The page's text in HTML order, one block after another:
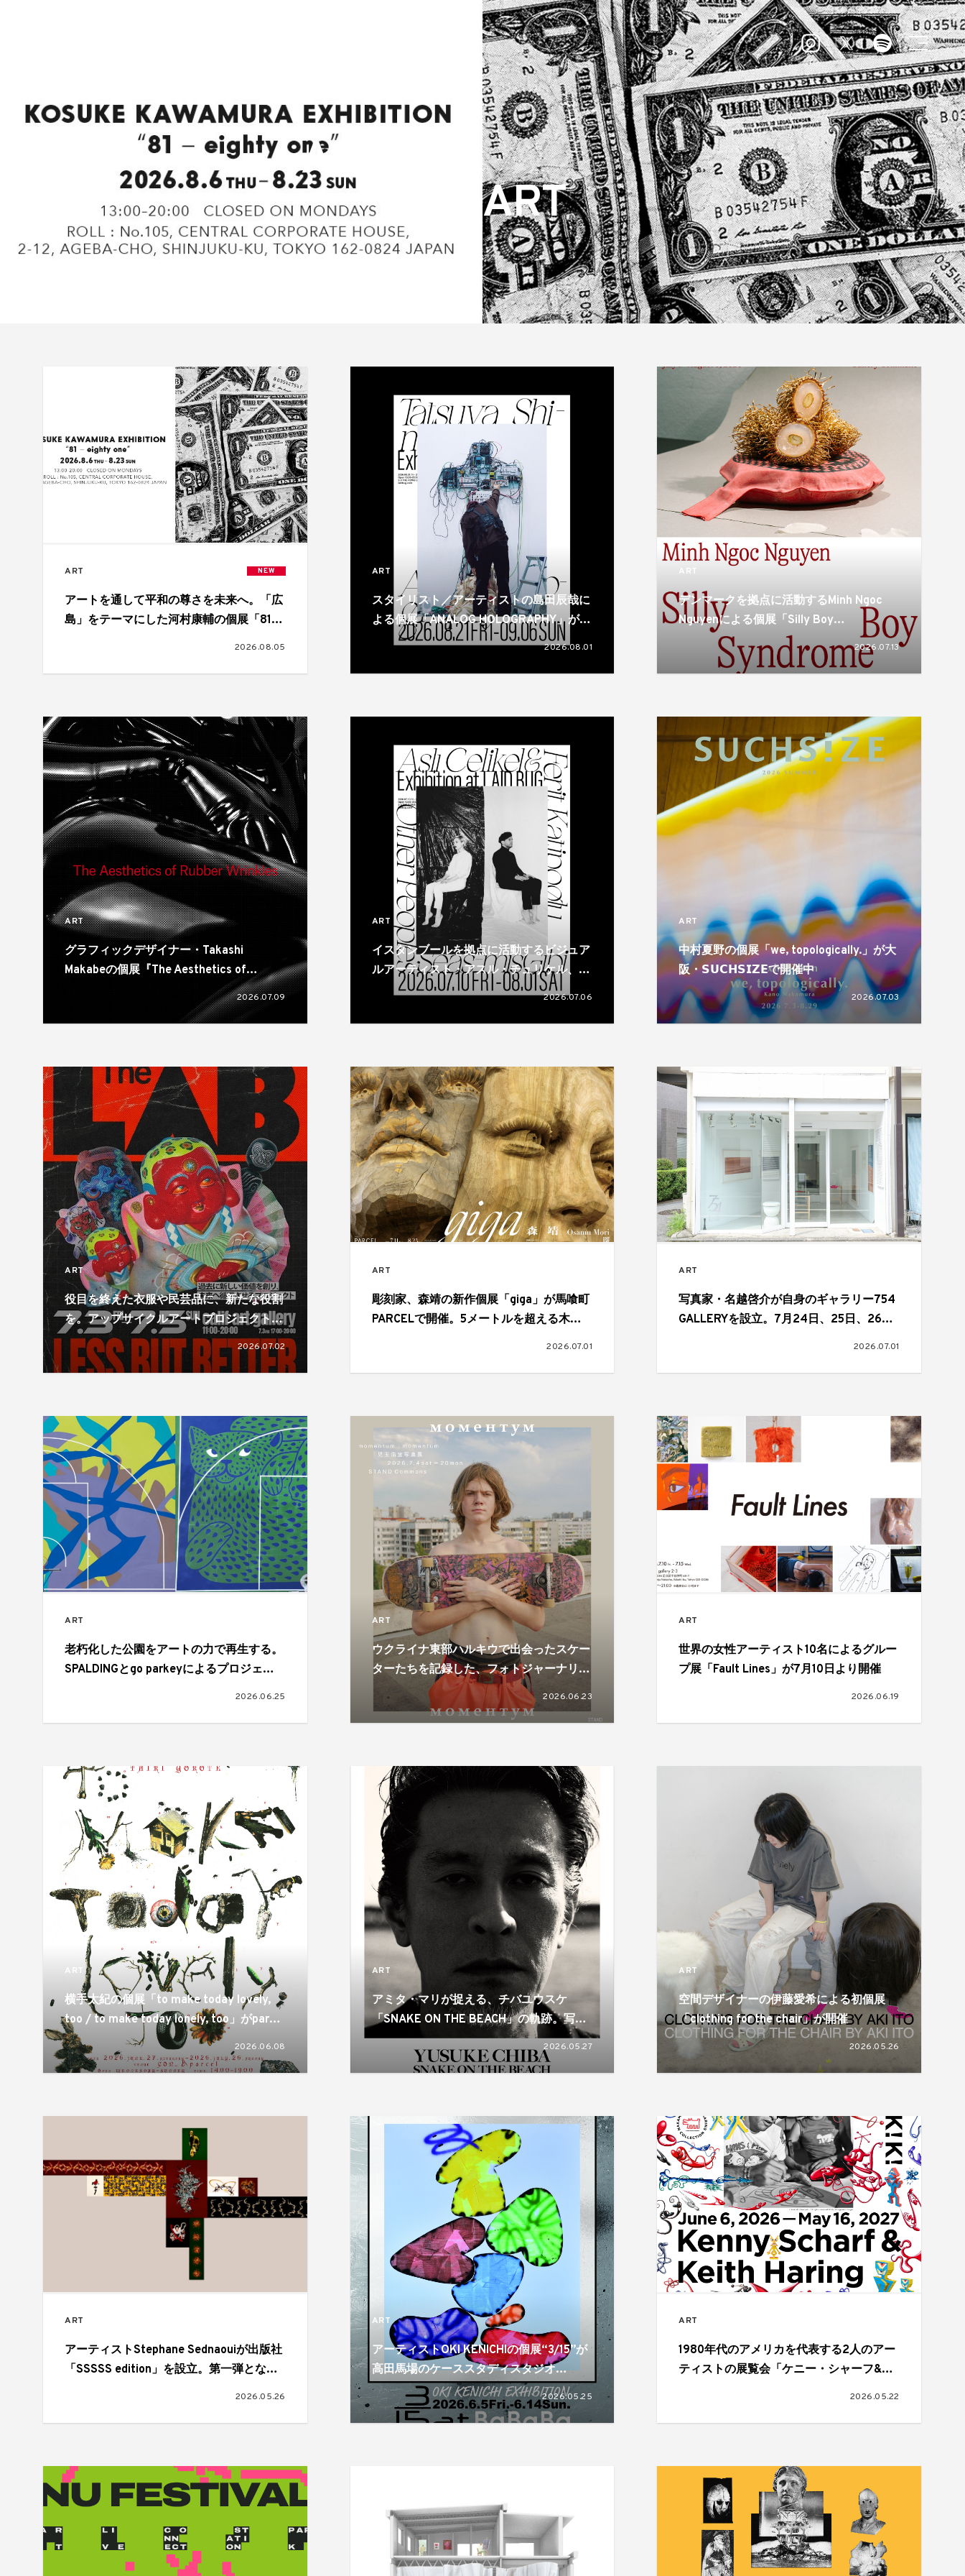
ARCHIVE
ART
ART NEW
アートを通して平和の尊さを未来へ。「広
島」をテーマにした河村康輔の個展「81 –
2026.08.05
ART
スタイリスト／アーティストの島田辰哉に
よる個展「ANALOG HOLOGRAPHY」が代
官山で開催
2026.08.01
ART
デンマークを拠点に活動するMinh Ngoc
Nguyenによる個展「Silly Boy
Syndrome」がgallery communeで開催。
揺れ動き、形づくられるアイデンティティ
のあり方を描き出す
2026.07.13
ART
グラフィックデザイナー・Takashi
Makabeの個展『The Aesthetics of
Rubber Wrinkles』が奈良のsonatineで開
2026.07.09
ART
イスタンブールを拠点に活動するビジュア
ルアーティスト・アスル・チュリケル、フ
ェリット・カティポールのデュオ展が開催
2026.07.06
ART
中村夏野の個展「we, topologically.」が大
阪・𝗦𝗨𝗖𝗛𝗦𝗜𝗭𝗘で開催中
2026.07.03
ART
役目を終えた衣服や民芸品に、新たな役割
を。アップサイクルアートプロジェクト
「LESS, BUT BETTER」による展覧会が開
2026.07.02
ART
彫刻家、森靖の新作個展「giga」が馬喰町
PARCELで開催。5メートルを超える木彫
2026.07.01
ART
写真家・名越啓介が自身のギャラリー754
GALLERYを設立。7月24日、25日、26日
2026.07.01
ART
老朽化した公園をアートの力で再生する。
SPALDINGとgo parkeyによるプロジェク
2026.06.25
ART
ウクライナ東部ハルキウで出会ったスケー
ターたちを記録した、フォトジャーナリス
ト児玉浩宜の写真展が開催
2026.06.23
ART
世界の女性アーティスト10名によるグルー
プ展「Fault Lines」が7月10日より開催
2026.06.19
ART
横手太紀の個展「to make today lovely,
too / to make today lonely, too」がparcel
とCON_の2会場で開催。同じものが視点ひ
とつで反転するという両義性が静かに差し
出される
2026.06.08
ART
アミタ・マリが捉える、チバユウスケ
「SNAKE ON THE BEACH」の軌跡。写真
集発売＆写真展開催
2026.05.27
ART
空間デザイナーの伊藤愛希による初個展
「clothing for the chair」が開催
2026.05.26
ART
アーティストStephane Sednaouiが出版社
「SSSSS edition」を設立。第一弾となる
2026.05.26
ART
アーティストOKI KENICHIの個展“3/15”が
高田馬場のケーススタディスタジオ
BaBaBaで6月5日より開催
2026.05.25
ART
1980年代のアメリカを代表する2人のアー
ティストの展覧会「ケニー・シャーフ&キ
2026.05.22